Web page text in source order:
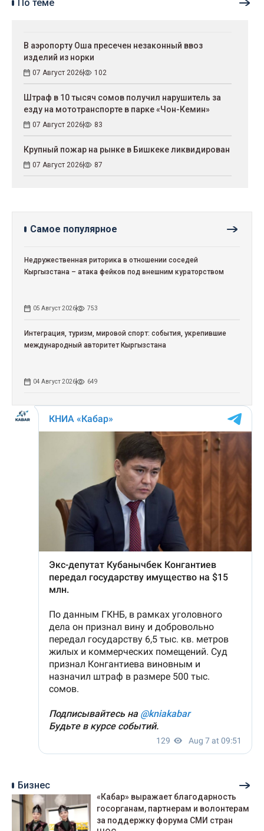
По теме
В аэропорту Оша пресечен незаконный ввоз
изделий из норки
07 Август 2026 102
Штраф в 10 тысяч сомов получил нарушитель за
езду на мототранспорте в парке «Чон-Кемин»
07 Август 2026 83
Крупный пожар на рынке в Бишкеке ликвидирован
07 Август 2026 87
Самое популярное
Недружественная риторика в отношении соседей
Кыргызстана – атака фейков под внешним кураторством
05 Август 2026 753
Интеграция, туризм, мировой спорт: события, укрепившие
международный авторитет Кыргызстана
04 Август 2026 649
Бизнес
«Кабар» выражает благодарность
госорганам, партнерам и волонтерам
за поддержку форума СМИ стран